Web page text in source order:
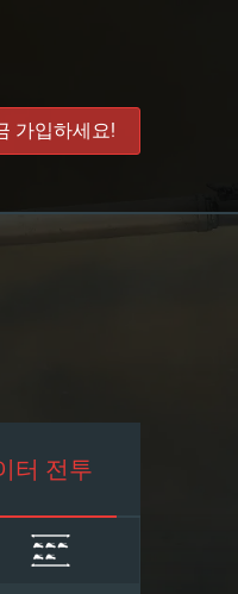
가입하세요!
터 전투